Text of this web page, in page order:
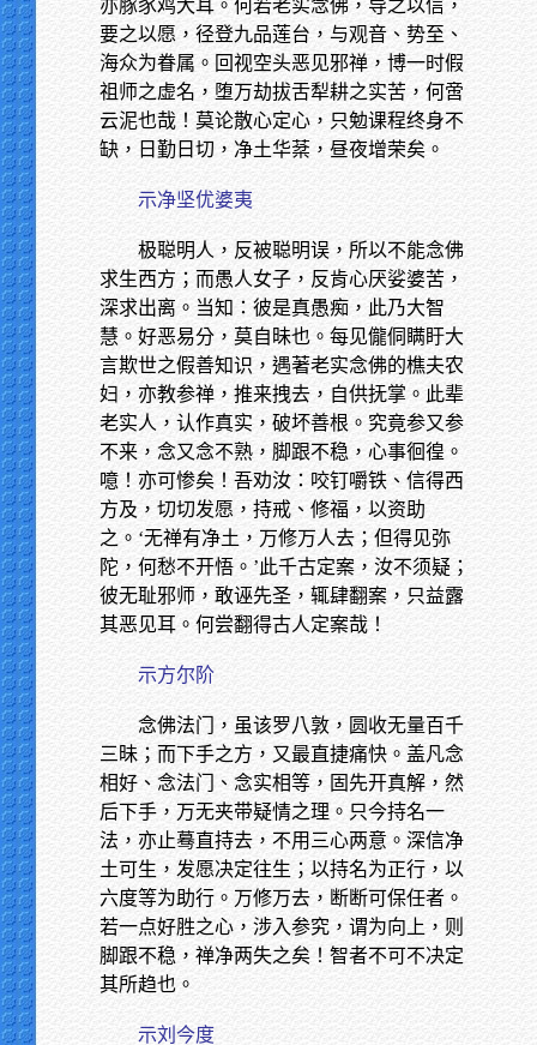
亦豚豕鸡犬耳。何若老实念佛，导之以信，
要之以愿，径登九品莲台，与观音、势至、
海众为眷属。回视空头恶见邪禅，博一时假
祖师之虚名，堕万劫拔舌犁耕之实苦，何啻
云泥也哉！莫论散心定心，只勉课程终身不
缺，日勤日切，净土华棻，昼夜增荣矣。
示净坚优婆夷
极聪明人，反被聪明误，所以不能念佛
求生西方；而愚人女子，反肯心厌娑婆苦，
深求出离。当知：彼是真愚痴，此乃大智
慧。好恶易分，莫自昧也。每见儱侗瞒盱大
言欺世之假善知识，遇著老实念佛的樵夫农
妇，亦教参禅，推来拽去，自供抚掌。此辈
老实人，认作真实，破坏善根。究竟参又参
不来，念又念不熟，脚跟不稳，心事徊徨。
噫！亦可惨矣！吾劝汝：咬钉嚼铁、信得西
方及，切切发愿，持戒、修福，以资助
之。‘无禅有净土，万修万人去；但得见弥
陀，何愁不开悟。’此千古定案，汝不须疑；
彼无耻邪师，敢诬先圣，辄肆翻案，只益露
其恶见耳。何尝翻得古人定案哉！
示方尔阶
念佛法门，虽该罗八敦，圆收无量百千
三昧；而下手之方，又最直捷痛快。盖凡念
相好、念法门、念实相等，固先开真解，然
后下手，万无夹带疑情之理。只今持名一
法，亦止蓦直持去，不用三心两意。深信净
土可生，发愿决定往生；以持名为正行，以
六度等为助行。万修万去，断断可保任者。
若一点好胜之心，涉入参究，谓为向上，则
脚跟不稳，禅净两失之矣！智者不可不决定
其所趋也。
示刘今度